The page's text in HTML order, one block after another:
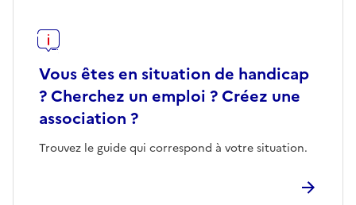
Vous êtes en situation de handicap
? Cherchez un emploi ? Créez une
association ?
Trouvez le guide qui correspond à votre situation.